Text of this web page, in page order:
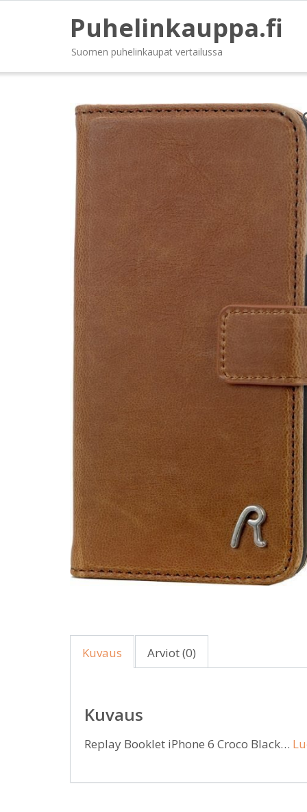
Puhelinkauppa.fi
Suomen puhelinkaupat vertailussa
Kuvaus Arviot (0)
Kuvaus
Replay Booklet iPhone 6 Croco Black…